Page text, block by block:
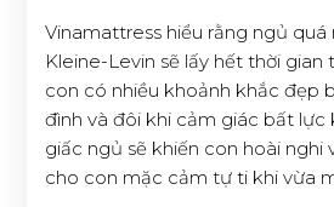
Vinamattress hiểu rằng ngủ
Kleine-Levin sẽ lấy hết thời gian
con có nhiều khoảnh khắc đẹp
đình và đôi khi cảm giác bất
giấc ngủ sẽ khiến con hoài nghi
cho con mặc cảm tự ti khi vừa